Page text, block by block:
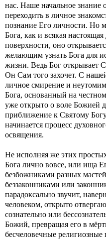
нас. Наше начальное
переходить в личное
познание Его личности. Но
Бога, как и всякая
поверхности, оно
желающим узнать Бога для
жизни. Ведь Бог открывает
Он Сам того захочет. С
личное смирение и
Бога, основанный на
уже открыто о воле Божией
приближение к Святому
начинается процесс
освящения.
Не исполняя же этих
Бога лично вовсе, или ища
безбожниками разных
беззаконниками или
парадоксально звучит,
человеком, открыто
сознательно или
Божий, превращая его в
бесчеловечные